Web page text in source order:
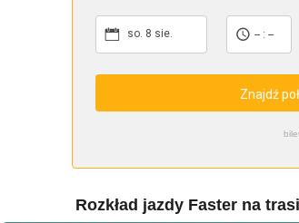
so. 8 sie. -- : --
Znajdź
Rozkład jazdy Faster na